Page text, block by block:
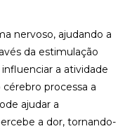
nervoso, ajudando a
da estimulação
a atividade
processa a
ajudar a
a dor, tornando-